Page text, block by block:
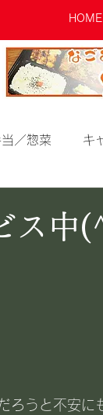
HOME
／惣菜 キ
ス中
ろうと不安に